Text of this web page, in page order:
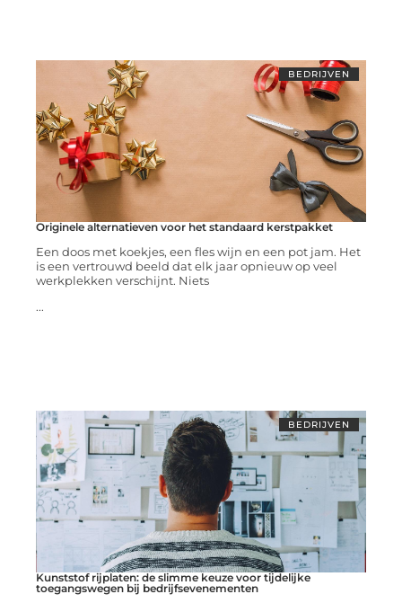
BEDRIJVEN
Originele alternatieven voor het standaard kerstpakket
Een doos met koekjes, een fles wijn en een pot jam. Het
is een vertrouwd beeld dat elk jaar opnieuw op veel
werkplekken verschijnt. Niets
...
BEDRIJVEN
Kunststof rijplaten: de slimme keuze voor tijdelijke
toegangswegen bij bedrijfsevenementen